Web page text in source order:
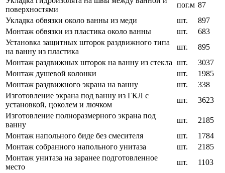
поверхностями
пог.м 87
Укладка обвязки около ванны из меди
шт.
897
Монтаж обвязки из пластика около ванны
шт.
683
Установка защитных шторок раздвижного типа
на ванну из пластика
шт.
895
Монтаж раздвижных шторок на ванну из стекла шт.
3037
Монтаж душевой колонки
шт.
1985
Монтаж раздвижного экрана на ванну
шт.
338
Изготовление экрана под ванну из ГКЛ с
установкой, цоколем и лючком
шт.
3623
Изготовление полноразмерного экрана под
ванну
шт.
2185
Монтаж напольного биде без смесителя
шт.
1784
Монтаж собранного напольного унитаза
шт.
2185
Монтаж унитаза на заранее подготовленное
место
шт.
1103